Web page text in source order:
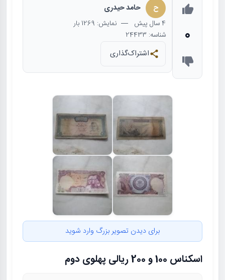
0
ح حامد حیدری
4 سال پیش — نمایش: 1269 بار
شناسه: 24433
اشتراک‌گذاری
برای دیدن تصویر بزرگ وارد شوید
اسکناس 100 و 200 ریالی پهلوی دوم